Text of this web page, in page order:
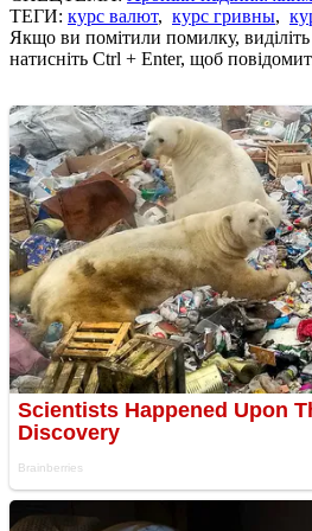
ТЕГИ: курс валют, курс гривны,
Якщо ви помітили помилку, виділіть
натисніть Ctrl + Enter, щоб